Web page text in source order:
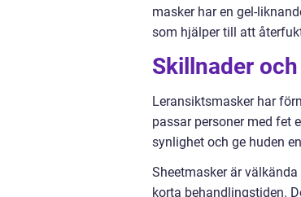
masker har en gel-
som hjälper till att
Skillnader
Leransiktsmasker har
passar personer med fet
synlighet och ge huden
Sheetmasker är
korta behandlingstiden.